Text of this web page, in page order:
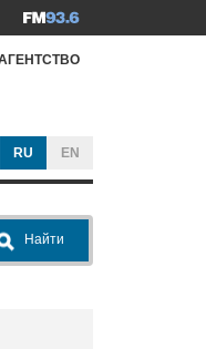
RU EN
Найти